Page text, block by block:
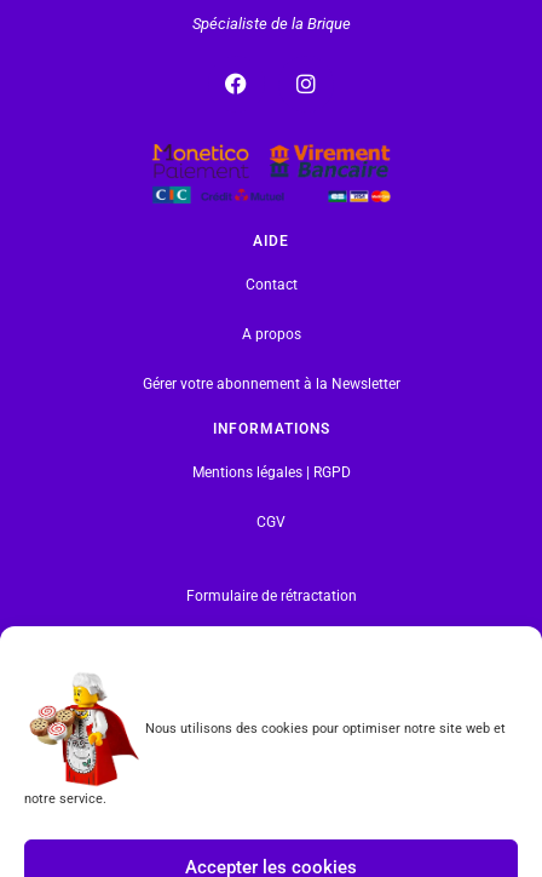
Nous utilisons des cookies pour optimiser notre site web et
notre service.
Accepter les cookies
Spécialiste de la Brique
AIDE
Contact
A propos
Gérer votre abonnement à la Newsletter
INFORMATIONS
Mentions légales | RGPD
CGV
Formulaire de rétractation
en restent les propriétaires. Tous droits réservés.
INSCRIPTION À LA NEWSLETTER
J'accepte les conditions duRGPD.